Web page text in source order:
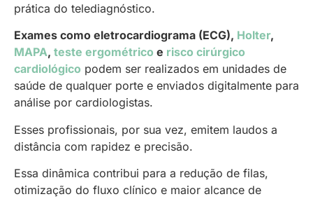
prática do telediagnóstico.
Exames como eletrocardiograma (ECG), Holter,
MAPA, teste ergométrico e risco cirúrgico
cardiológico podem ser realizados em unidades de
saúde de qualquer porte e enviados digitalmente para
análise por cardiologistas.
Esses profissionais, por sua vez, emitem laudos a
distância com rapidez e precisão.
Essa dinâmica contribui para a redução de filas,
otimização do fluxo clínico e maior alcance de